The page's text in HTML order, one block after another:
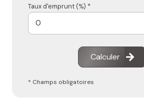
Taux d'emprunt (%) *
Calculer
* Champs obligatoires